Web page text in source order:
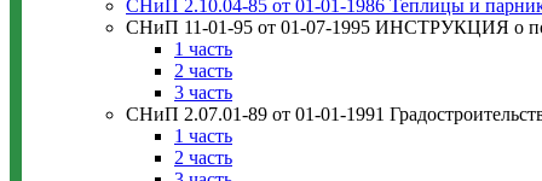
СНиП 2.10.04-85 от 01-01-1986 Теплицы и
СНиП 11-01-95 от 01-07-1995 ИНСТРУКЦИЯ о
1 часть
2 часть
3 часть
СНиП 2.07.01-89 от 01-01-1991
1 часть
2 часть